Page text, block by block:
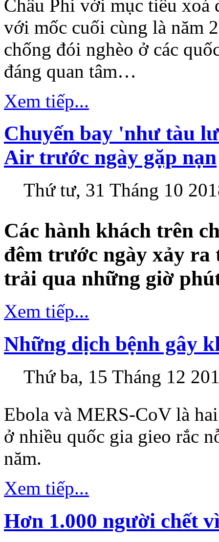
Châu Phi với mục tiêu xoá
với mốc cuối cùng là năm
chống đói nghèo ở các
đáng quan tâm…
Xem tiếp...
Chuyến bay 'như tàu
Air trước ngày gặp nạn
Thứ tư, 31 Tháng 10
Các hành khách trên
đêm trước ngày xảy ra
trải qua những giờ
Xem tiếp...
Những dịch bệnh gây
Thứ ba, 15 Tháng 12
Ebola và MERS-CoV là
ở nhiều quốc gia gieo rắc
năm.
Xem tiếp...
Hơn 1.000 người chết